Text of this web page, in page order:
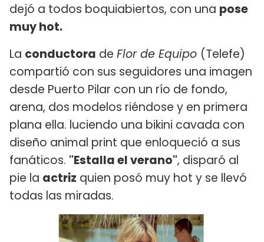
dejó a todos boquiabiertos, con una pose
muy hot.
La conductora de Flor de Equipo (Telefe)
compartió con sus seguidores una imagen
desde Puerto Pilar con un río de fondo,
arena, dos modelos riéndose y en primera
plana ella. luciendo una bikini cavada con
diseño animal print que enloqueció a sus
fanáticos. "Estalla el verano", disparó al
pie la actriz quien posó muy hot y se llevó
todas las miradas.